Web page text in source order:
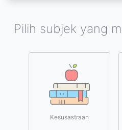
Pilih subjek yang
Kesusastraan